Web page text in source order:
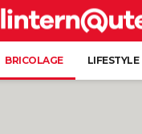
BRICOLAGE LIFESTYLE